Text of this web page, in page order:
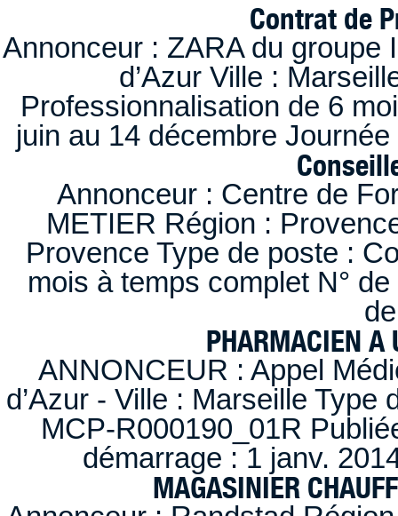
Contrat de
Annonceur : ZARA du
d’Azur Ville :
Professionnalisation de 6
juin au 14 décembre
Annonceur : Centre de
METIER Région :
Provence Type de poste :
mois à temps complet N°
PHARMACIEN A
ANNONCEUR : Appel
d’Azur - Ville : Marseille
MCP-R000190_01R
démarrage : 1 janv.
MAGASINIER